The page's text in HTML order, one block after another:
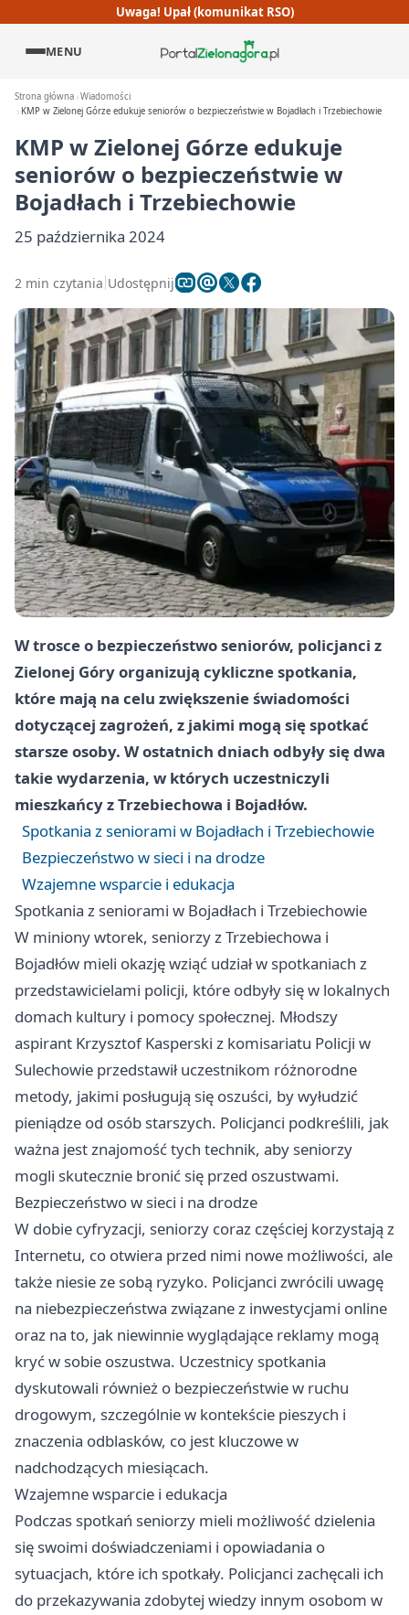
Uwaga! Upał (komunikat RSO)
MENU
Strona główna Wiadomości
KMP w Zielonej Górze edukuje seniorów o bezpieczeństwie w Bojadłach i Trzebiechowie
KMP w Zielonej Górze edukuje
seniorów o bezpieczeństwie w
Bojadłach i Trzebiechowie
25 października 2024
2 min czytania Udostępnij
W trosce o bezpieczeństwo seniorów, policjanci z
Zielonej Góry organizują cykliczne spotkania,
które mają na celu zwiększenie świadomości
dotyczącej zagrożeń, z jakimi mogą się spotkać
starsze osoby. W ostatnich dniach odbyły się dwa
takie wydarzenia, w których uczestniczyli
mieszkańcy z Trzebiechowa i Bojadłów.
Spotkania z seniorami w Bojadłach i Trzebiechowie
Bezpieczeństwo w sieci i na drodze
Wzajemne wsparcie i edukacja
Spotkania z seniorami w Bojadłach i Trzebiechowie
W miniony wtorek, seniorzy z Trzebiechowa i
Bojadłów mieli okazję wziąć udział w spotkaniach z
przedstawicielami policji, które odbyły się w lokalnych
domach kultury i pomocy społecznej. Młodszy
aspirant Krzysztof Kasperski z komisariatu Policji w
Sulechowie przedstawił uczestnikom różnorodne
metody, jakimi posługują się oszuści, by wyłudzić
pieniądze od osób starszych. Policjanci podkreślili, jak
ważna jest znajomość tych technik, aby seniorzy
mogli skutecznie bronić się przed oszustwami.
Bezpieczeństwo w sieci i na drodze
W dobie cyfryzacji, seniorzy coraz częściej korzystają z
Internetu, co otwiera przed nimi nowe możliwości, ale
także niesie ze sobą ryzyko. Policjanci zwrócili uwagę
na niebezpieczeństwa związane z inwestycjami online
oraz na to, jak niewinnie wyglądające reklamy mogą
kryć w sobie oszustwa. Uczestnicy spotkania
dyskutowali również o bezpieczeństwie w ruchu
drogowym, szczególnie w kontekście pieszych i
znaczenia odblasków, co jest kluczowe w
nadchodzących miesiącach.
Wzajemne wsparcie i edukacja
Podczas spotkań seniorzy mieli możliwość dzielenia
się swoimi doświadczeniami i opowiadania o
sytuacjach, które ich spotkały. Policjanci zachęcali ich
do przekazywania zdobytej wiedzy innym osobom w